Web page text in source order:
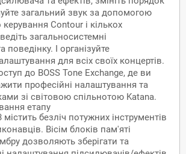
загальний звук за допомогою
Contour і кількох
загальносистемні
поведінку. І організуйте
для всіх своїх концертів.
до BOSS Tone Exchange, де ви
професійні налаштування та
зі світовою спільнотою Katana.
етапу
містить безліч потужних інструментів
Вісім блоків пам'яті
дозволяють зберігати та